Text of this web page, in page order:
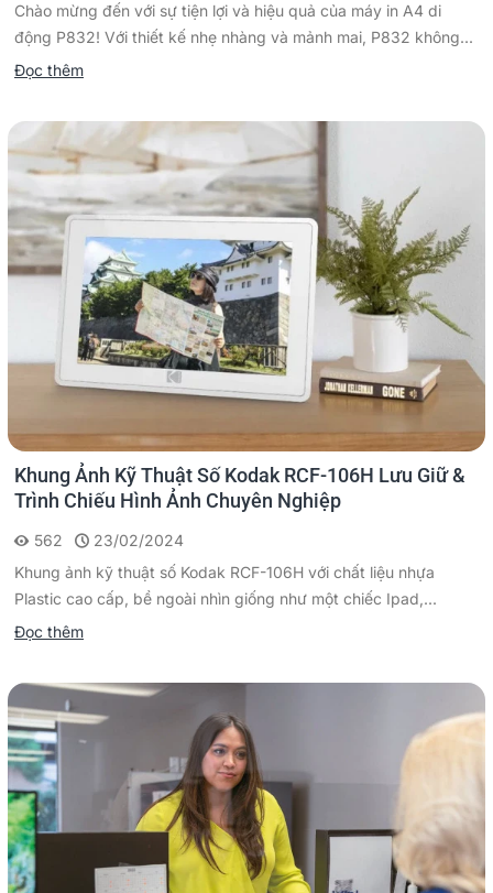
Chào mừng đến với sự tiện lợi và hiệu quả của máy in A4 di
động P832! Với thiết kế nhẹ nhàng và mảnh mai, P832 không...
Đọc thêm
Khung Ảnh Kỹ Thuật Số Kodak RCF-106H Lưu Giữ &
Trình Chiếu Hình Ảnh Chuyên Nghiệp
562
23/02/2024
Khung ảnh kỹ thuật số Kodak RCF-106H với chất liệu nhựa
Plastic cao cấp, bề ngoài nhìn giống như một chiếc Ipad,...
Đọc thêm